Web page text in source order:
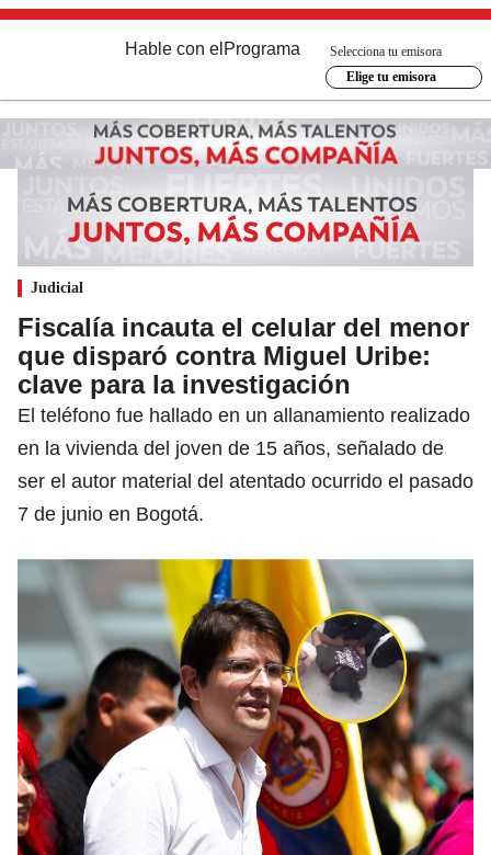
Hable con el Programa
Selecciona tu emisora
Elige tu emisora
Judicial
Fiscalía incauta el celular del menor
que disparó contra Miguel Uribe:
clave para la investigación
El teléfono fue hallado en un allanamiento realizado
en la vivienda del joven de 15 años, señalado de
ser el autor material del atentado ocurrido el pasado
7 de junio en Bogotá.